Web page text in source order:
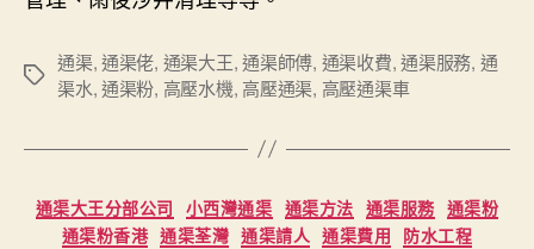
Tags
通渠,通渠佬, 通渠大王,通渠師傅, 通渠收費,通渠服務, 通
渠水,通渠粉, 高壓水機, 高壓通渠, 高壓通渠車
Categories
通渠大王分部公司 小西灣通渠 通渠方法 通渠服務 通渠粉
通渠粉香港 通渠荃灣 通渠請人 通渠費用 防水工程